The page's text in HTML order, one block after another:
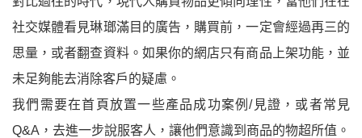
社交媒體看見琳瑯滿目的廣告，購買前，一定會經過再三的
思量，或者翻查資料。如果你的網店只有商品上架功能，並
未足夠能去消除客戶的疑慮。
我們需要在首頁放置一些產品成功案例/見證，或者常見
Q&A，去進一步說服客人，讓他們意識到商品的物超所值。